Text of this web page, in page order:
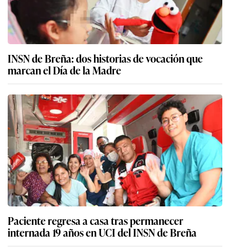
INSN de Breña: dos historias de vocación que
marcan el Día de la Madre
Paciente regresa a casa tras permanecer
internada 19 años en UCI del INSN de Breña